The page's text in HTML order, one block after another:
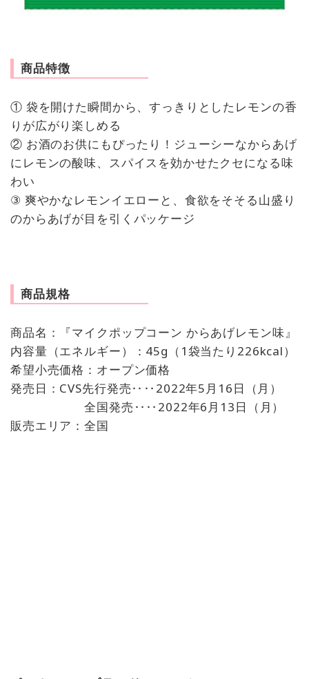
商品特徴
① 袋を開けた瞬間から、すっきりとしたレモンの香
りが広がり楽しめる
② お酒のお供にもぴったり！ジューシーなからあげ
にレモンの酸味、スパイスを効かせたクセになる味
わい
③ 爽やかなレモンイエローと、食欲をそそる山盛り
のからあげが目を引くパッケージ
商品規格
商品名：『マイクポップコーン からあげレモン味』
内容量（エネルギー）：45g（1袋当たり226kcal）
希望小売価格：オープン価格
発売日：CVS先行発売‥‥2022年5月16日（月）
全国発売‥‥2022年6月13日（月）
販売エリア：全国